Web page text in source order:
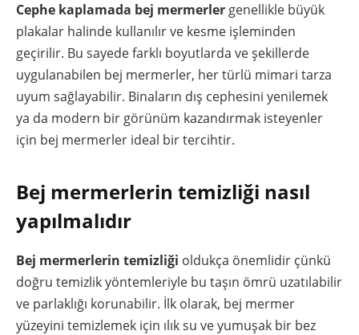
Cephe kaplamada bej mermerler genellikle büyük
plakalar halinde kullanılır ve kesme işleminden
geçirilir. Bu sayede farklı boyutlarda ve şekillerde
uygulanabilen bej mermerler, her türlü mimari tarza
uyum sağlayabilir. Binaların dış cephesini yenilemek
ya da modern bir görünüm kazandırmak isteyenler
için bej mermerler ideal bir tercihtir.
Bej mermerlerin temizliği nasıl
yapılmalıdır
Bej mermerlerin temizliği oldukça önemlidir çünkü
doğru temizlik yöntemleriyle bu taşın ömrü uzatılabilir
ve parlaklığı korunabilir. İlk olarak, bej mermer
yüzeyini temizlemek için ılık su ve yumuşak bir bez